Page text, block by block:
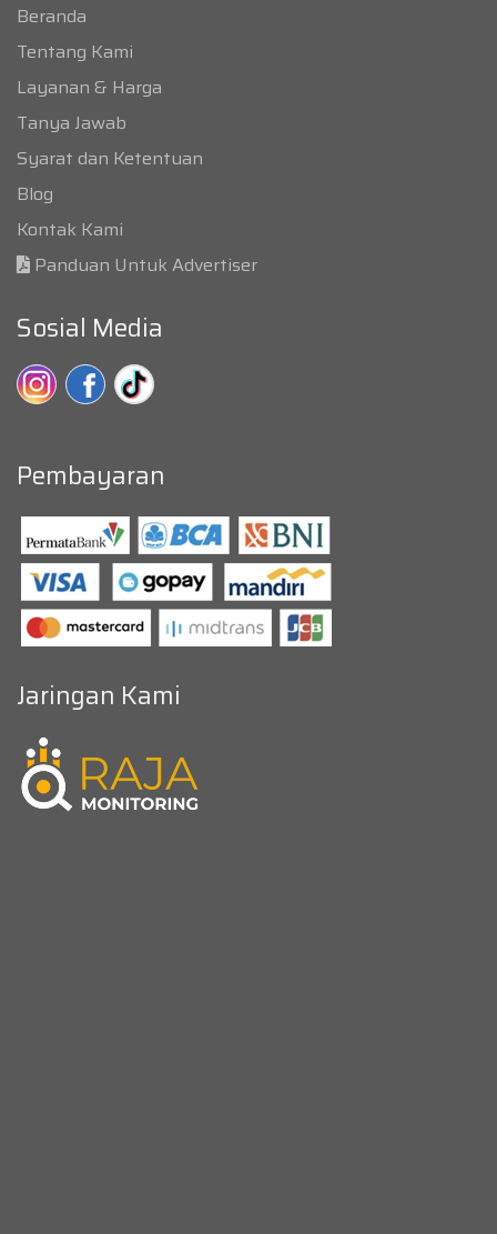
Beranda
Tentang Kami
Layanan & Harga
Tanya Jawab
Syarat dan Ketentuan
Blog
Kontak Kami
Panduan Untuk Advertiser
Sosial Media
Pembayaran
Jaringan Kami